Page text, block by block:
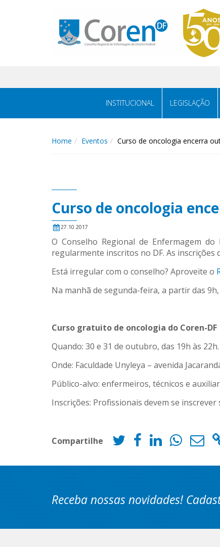
INSTITUCIONAL LEGISLAÇÃO
Home Eventos Curso de oncologia encerra
Curso de oncologia
27.10.2017
O Conselho Regional de Enfermagem
regularmente inscritos no DF. As inscrições
Está irregular com o conselho? Aproveite o
Na manhã de segunda-feira, a partir das
Curso gratuito de oncologia do Coren-DF
Quando: 30 e 31 de outubro, das 19h às 22h.
Onde: Faculdade Unyleya – avenida
Público-alvo: enfermeiros, técnicos e
Inscrições: Profissionais devem se
Compartilhe
Receba nossas novidades!